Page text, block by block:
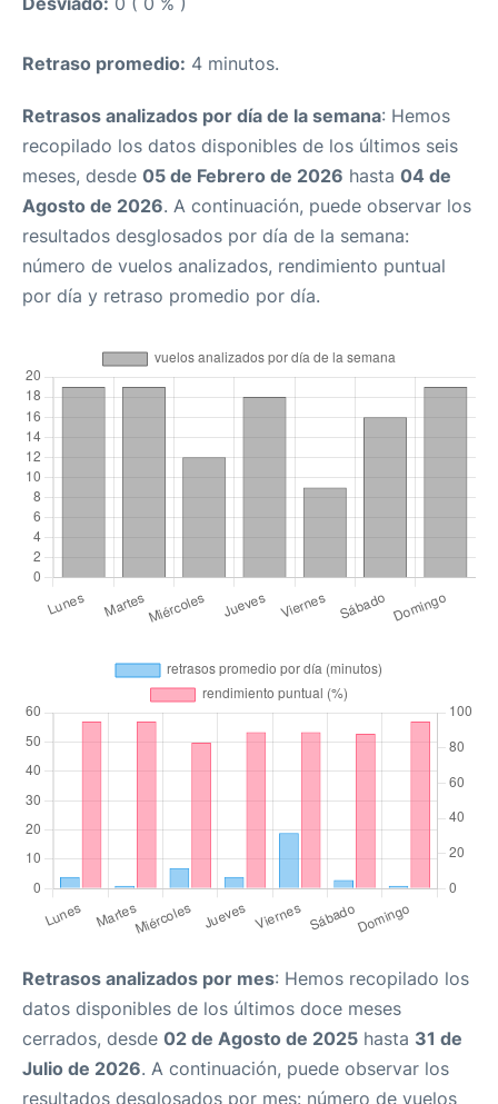
Retraso promedio: 4 minutos.
Retrasos analizados por día de la semana: Hemos
recopilado los datos disponibles de los últimos seis
meses, desde 05 de Febrero de 2026 hasta 04 de
Agosto de 2026. A continuación, puede observar los
resultados desglosados por día de la semana:
número de vuelos analizados, rendimiento puntual
por día y retraso promedio por día.
Retrasos analizados por mes: Hemos recopilado los
datos disponibles de los últimos doce meses
cerrados, desde 02 de Agosto de 2025 hasta 31 de
Julio de 2026. A continuación, puede observar los
resultados desglosados por mes: número de vuelos